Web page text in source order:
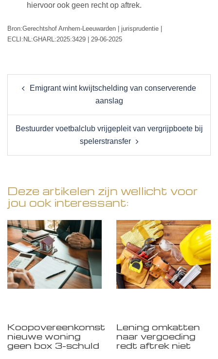
hiervoor ook geen recht op aftrek.
Bron:Gerechtshof Arnhem-Leeuwarden | jurisprudentie |
ECLI:NL:GHARL:2025:3429 | 29-06-2025
Post
navigation
Emigrant wint kwijtschelding van conserverende
aanslag
Bestuurder voetbalclub vrijgepleit van vergrijpboete bij
spelerstransfer
Deze artikelen zijn wellicht voor
jou ook interessant:
Koopovereenkomst
nieuwe woning
geen box 3-schuld
Lening omkatten
naar vergoeding
redt aftrek niet